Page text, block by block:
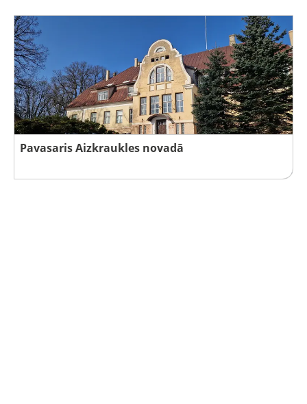
Pavasaris Aizkraukles novadā